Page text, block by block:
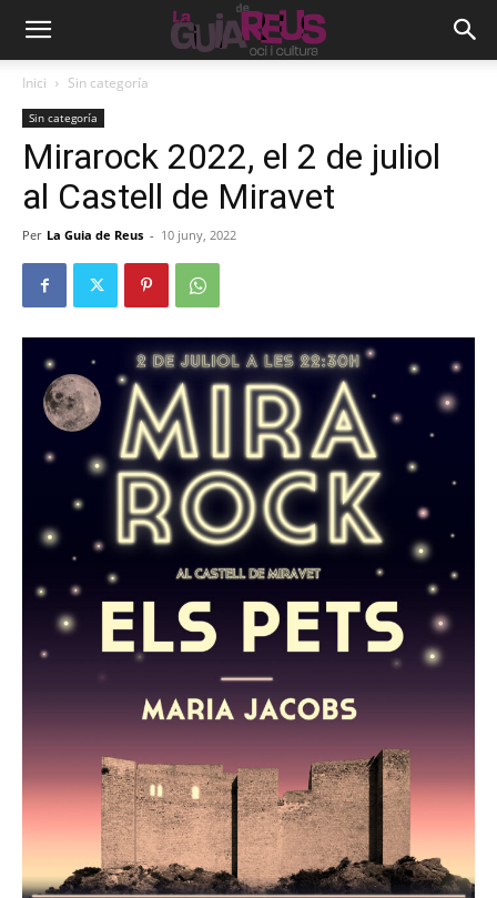
Inici Sin categoría
Sin categoría
Mirarock 2022, el 2 de juliol
al Castell de Miravet
Per La Guia de Reus - 10 juny, 2022